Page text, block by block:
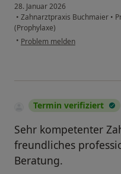
28. Januar 2026
• Zahnarztpraxis Buchmaier •
(Prophylaxe)
• Problem melden
Termin verifiziert
Sehr kompetenter
freundliches
Beratung.